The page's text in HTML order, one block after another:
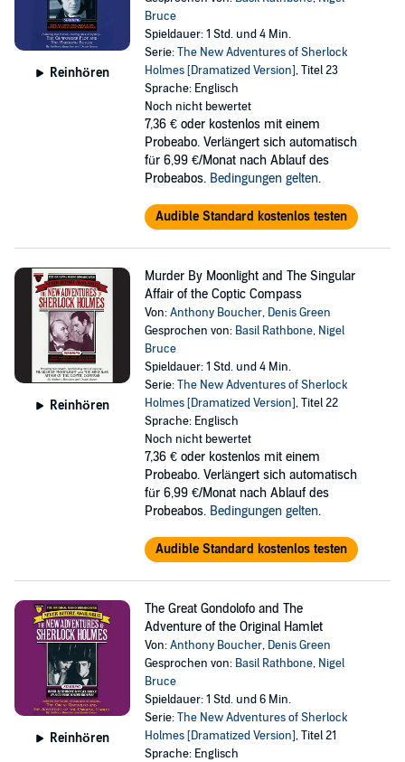
Reinhören
Bruce
Spieldauer: 1 Std. und 4 Min.
Serie:The New Adventures of Sherlock
Holmes [Dramatized Version], Titel 23
Sprache: Englisch
Noch nicht bewertet
7,36 € oder kostenlos mit einem
Probeabo. Verlängert sich automatisch
für 6,99 €/Monat nach Ablauf des
Probeabos. Bedingungen gelten.
Audible Standard kostenlos testen
Reinhören
Murder By Moonlight and The Singular
Affair of the Coptic Compass
Von:Anthony Boucher, Denis Green
Gesprochen von: Basil Rathbone, Nigel
Bruce
Spieldauer: 1 Std. und 4 Min.
Serie:The New Adventures of Sherlock
Holmes [Dramatized Version], Titel 22
Sprache: Englisch
Noch nicht bewertet
7,36 € oder kostenlos mit einem
Probeabo. Verlängert sich automatisch
für 6,99 €/Monat nach Ablauf des
Probeabos. Bedingungen gelten.
Audible Standard kostenlos testen
Reinhören
The Great Gondolofo and The
Adventure of the Original Hamlet
Von:Anthony Boucher, Denis Green
Gesprochen von: Basil Rathbone, Nigel
Bruce
Spieldauer: 1 Std. und 6 Min.
Serie:The New Adventures of Sherlock
Holmes [Dramatized Version], Titel 21
Sprache: Englisch